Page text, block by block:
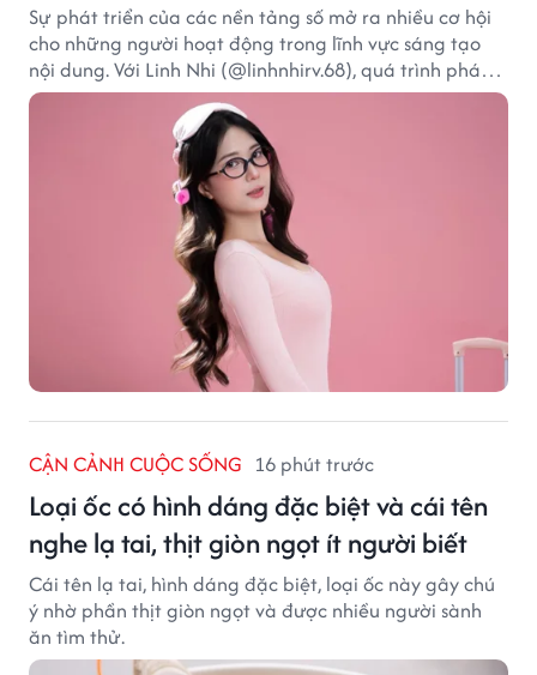
Sự phát triển của các nền tảng số mở ra nhiều cơ hội
cho những người hoạt động trong lĩnh vực sáng tạo
nội dung. Với Linh Nhi (@linhnhirv.68), quá trình phát
triển nội dung trên mạng xã hội được kết hợp cùng
các dự án truyền thông và hoạt động hướng đến cộng
đồng. Hiện cô hoạt động trong các lĩnh vực beauty,
lifestyle và fashion, đồng thời tham gia một số chương
trình, sự kiện liên quan đến truyền thông và thương
CẬN CẢNH CUỘC SỐNG 16 phút trước
Loại ốc có hình dáng đặc biệt và cái tên
nghe lạ tai, thịt giòn ngọt ít người biết
Cái tên lạ tai, hình dáng đặc biệt, loại ốc này gây chú
ý nhờ phần thịt giòn ngọt và được nhiều người sành
ăn tìm thử.